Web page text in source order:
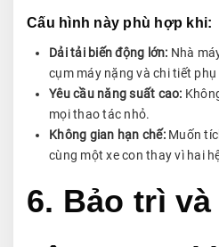
Cấu hình này phù hợp khi:
Dải tải biến động lớn: Nhà
cụm máy nặng và chi tiết phụ
Yêu cầu năng suất cao:
mọi thao tác nhỏ.
Không gian hạn chế:Muốn
cùng một xe con thay vì hai
6. Bảo trì